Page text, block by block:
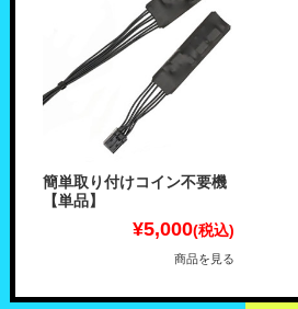
簡単取り付けコイン不要機
【単品】
¥5,000(税込)
商品を見る